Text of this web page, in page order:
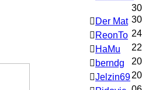
Der Mat
ReonTo
HaMu
berndg
Jelzin69